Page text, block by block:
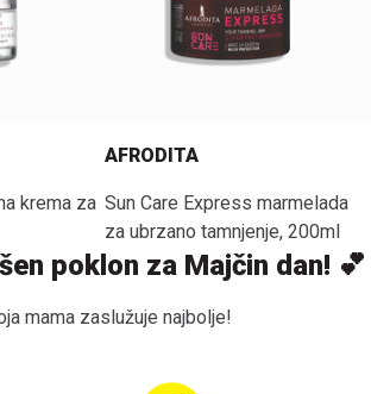
krema za
AFRODITA
Sun Care Express marmelada
za ubrzano tamnjenje, 200ml
poklon za Majčin dan! 💕
mama zaslužuje najbolje!